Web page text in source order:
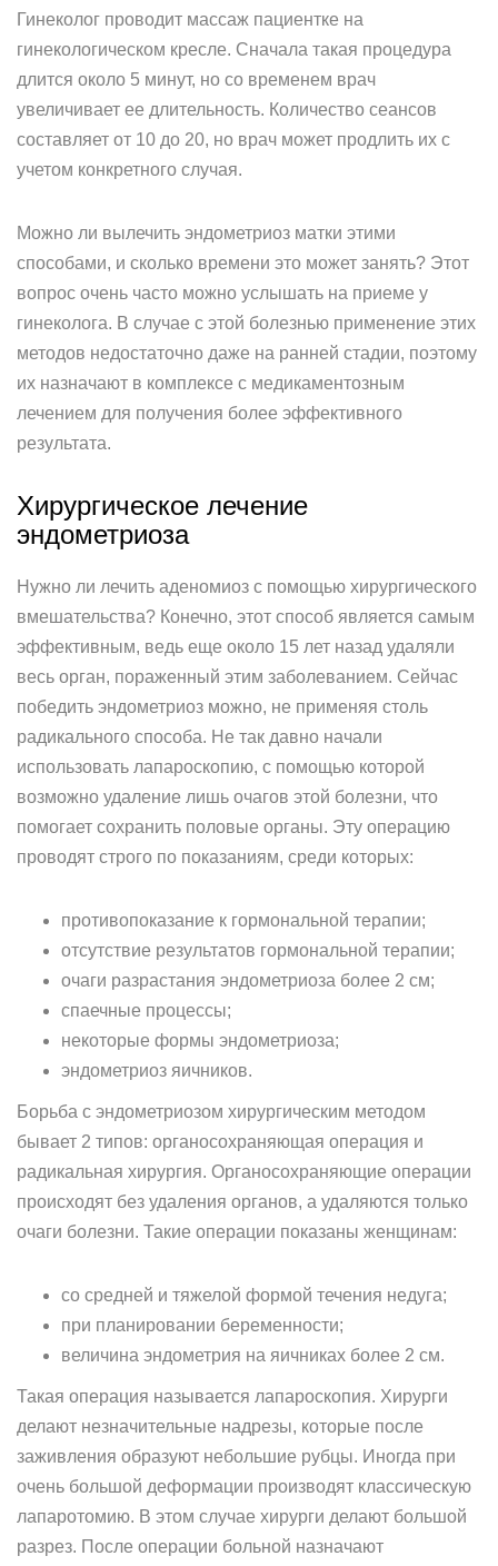
Гинеколог проводит массаж пациентке на
гинекологическом кресле. Сначала такая процедура
длится около 5 минут, но со временем врач
увеличивает ее длительность. Количество сеансов
составляет от 10 до 20, но врач может продлить их с
учетом конкретного случая.
Можно ли вылечить эндометриоз матки этими
способами, и сколько времени это может занять? Этот
вопрос очень часто можно услышать на приеме у
гинеколога. В случае с этой болезнью применение этих
методов недостаточно даже на ранней стадии, поэтому
их назначают в комплексе с медикаментозным
лечением для получения более эффективного
результата.
Хирургическое лечение
эндометриоза
Нужно ли лечить аденомиоз с помощью хирургического
вмешательства? Конечно, этот способ является самым
эффективным, ведь еще около 15 лет назад удаляли
весь орган, пораженный этим заболеванием. Сейчас
победить эндометриоз можно, не применяя столь
радикального способа. Не так давно начали
использовать лапароскопию, с помощью которой
возможно удаление лишь очагов этой болезни, что
помогает сохранить половые органы. Эту операцию
проводят строго по показаниям, среди которых:
противопоказание к гормональной терапии;
отсутствие результатов гормональной терапии;
очаги разрастания эндометриоза более 2 см;
спаечные процессы;
некоторые формы эндометриоза;
эндометриоз яичников.
Борьба с эндометриозом хирургическим методом
бывает 2 типов: органосохраняющая операция и
радикальная хирургия. Органосохраняющие операции
происходят без удаления органов, а удаляются только
очаги болезни. Такие операции показаны женщинам:
со средней и тяжелой формой течения недуга;
при планировании беременности;
величина эндометрия на яичниках более 2 см.
Такая операция называется лапароскопия. Хирурги
делают незначительные надрезы, которые после
заживления образуют небольшие рубцы. Иногда при
очень большой деформации производят классическую
лапаротомию. В этом случае хирурги делают большой
разрез. После операции больной назначают